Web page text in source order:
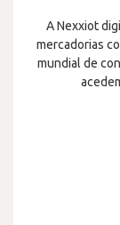
A Nexxiot
mercadorias
mundial de